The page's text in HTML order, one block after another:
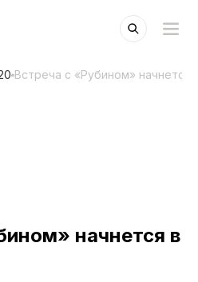
Встреча с «Рубином» начнется
начнется в